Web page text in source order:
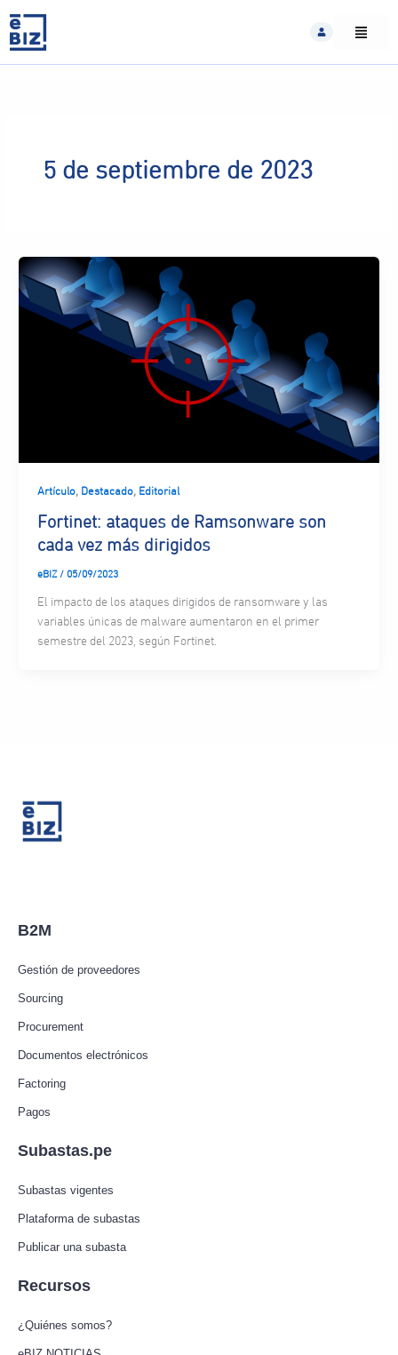
content
5 de septiembre de 2023
Artículo, Destacado, Editorial
Fortinet: ataques de Ramsonware son
cada vez más dirigidos
eBIZ / 05/09/2023
El impacto de los ataques dirigidos de ransomware y las
variables únicas de malware aumentaron en el primer
semestre del 2023, según Fortinet.
B2M
Gestión de proveedores
Sourcing
Procurement
Documentos electrónicos
Factoring
Pagos
Subastas.pe
Subastas vigentes
Plataforma de subastas
Publicar una subasta
Recursos
¿Quiénes somos?